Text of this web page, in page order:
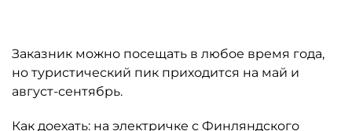
Заказник можно посещать в любое время года,
но туристический пик приходится на май и
август-сентябрь.
Как доехать: на электричке с Финляндского